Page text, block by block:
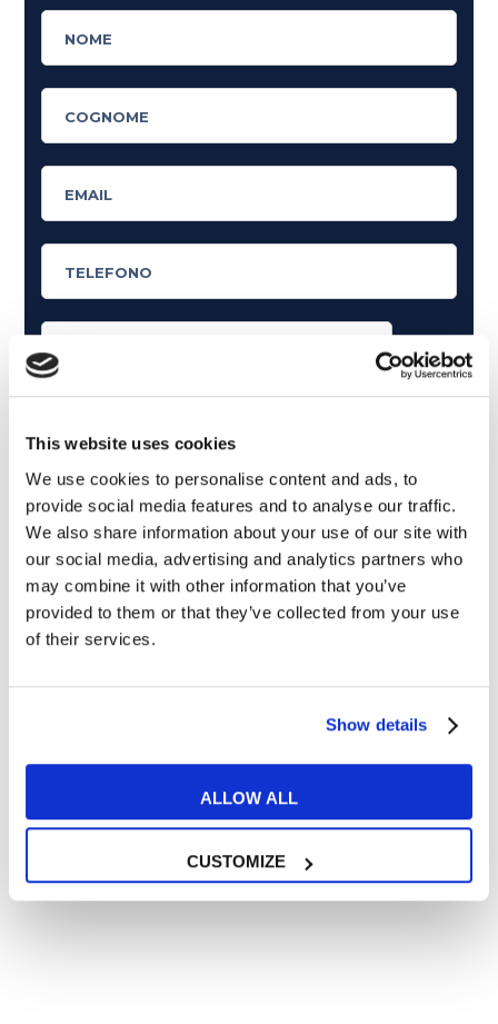
This website uses cookies
We use cookies to personalise content and ads, to
provide social media features and to analyse our traffic.
We also share information about your use of our site with
our social media, advertising and analytics partners who
may combine it with other information that you’ve
provided to them or that they’ve collected from your use
of their services.
Show details
ALLOW ALL
CUSTOMIZE
Articoli dedicati alla grammatica inglese
Articoli dedicati a inglese nel mondo del lavoro
Articoli con tips e new sulla lingua inglese
Articoli divertenti su film e musica
In quanto di età superiore ai 16 anni, dichiaro di acconsentire
al trattamento dei miei dati personali in conformità
all’informativa privacy.
Desidero ricevere comunicazioni commerciali e promozionali